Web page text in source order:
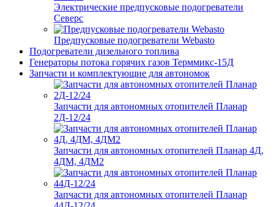
Электрические предпусковые подогреватели
Северс
Предпусковые подогреватели Webasto
Подогреватели дизельного топлива
Генераторы потока горячих газов Терммикс-15Д
Запчасти и комплектующие для автономок
Запчасти для автономных отопителей Планар
2Д-12/24
Запчасти для автономных отопителей Планар 4Д,
4ДМ, 4ДМ2
Запчасти для автономных отопителей Планар